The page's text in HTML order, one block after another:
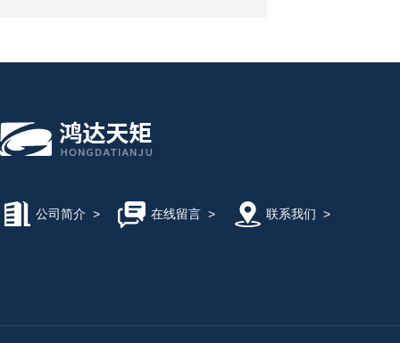
公司简介 > 在线留言> 联系我们 >